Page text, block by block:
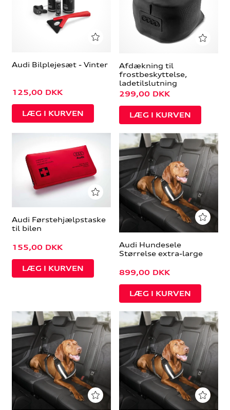
Audi Bilplejesæt - Vinter
125,00 DKK
Afdækning til
frostbeskyttelse,
ladetilslutning
299,00 DKK
Audi Førstehjælpstaske
til bilen
155,00 DKK
Audi Hundesele
Størrelse extra-large
899,00 DKK